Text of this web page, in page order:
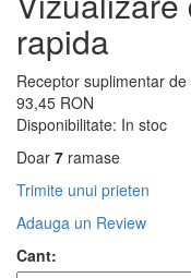
rapida
Receptor suplimentar
93,45 RON
Disponibilitate: In stoc
Doar 7 ramase
Trimite unui prieten
Adauga un Review
Cant: